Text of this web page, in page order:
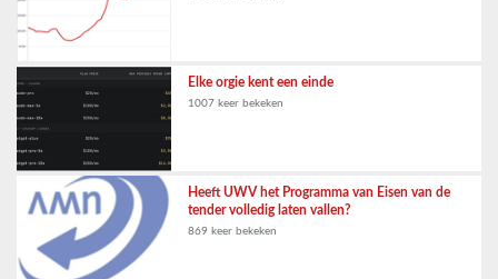
Elke orgie kent een einde
1007 keer bekeken
Heeft UWV het Programma van Eisen van de
tender volledig laten vallen?
869 keer bekeken